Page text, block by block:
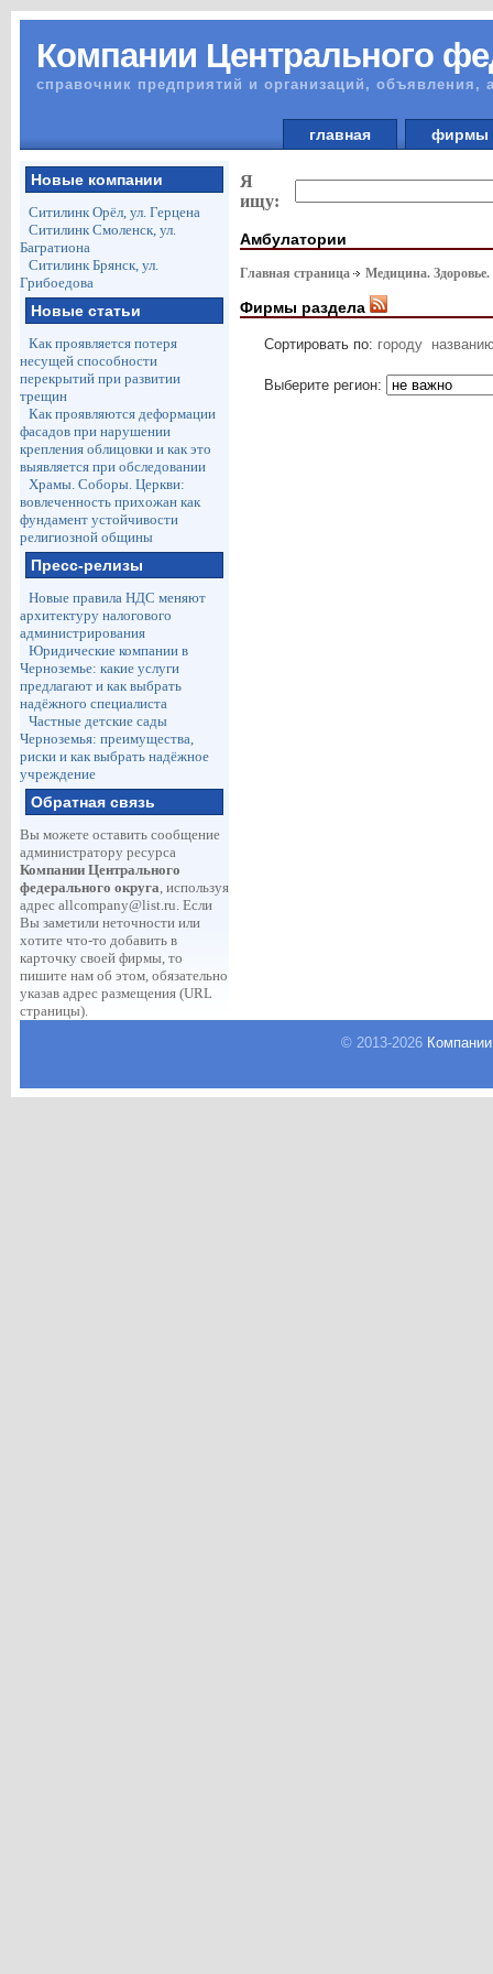
Компании Центрального
справочник предприятий и организаций, объявления,
главная
Новые компании
Ситилинк Орёл, ул. Герцена
Ситилинк Смоленск, ул.
Багратиона
Ситилинк Брянск, ул.
Грибоедова
Новые статьи
Как проявляется потеря
несущей способности
перекрытий при развитии
трещин
Как проявляются деформации
фасадов при нарушении
крепления облицовки и как это
выявляется при обследовании
Храмы. Соборы. Церкви:
вовлеченность прихожан как
фундамент устойчивости
религиозной общины
Пресс-релизы
Новые правила НДС меняют
архитектуру налогового
администрирования
Юридические компании в
Черноземье: какие услуги
предлагают и как выбрать
надёжного специалиста
Частные детские сады
Черноземья: преимущества,
риски и как выбрать надёжное
учреждение
Обратная связь
Вы можете оставить сообщение
администратору ресурса
Компании Центрального
федерального округа, используя
адрес allcompany@list.ru. Если
Вы заметили неточности или
хотите что-то добавить в
карточку своей фирмы, то
пишите нам об этом, обязательно
указав адрес размещения (URL
страницы).
Я
ищу:
Амбулатории
Главная страница Медицина. Здоровье.
Фирмы раздела
Сортировать по: городу
Выберите регион:
© 2013-2026